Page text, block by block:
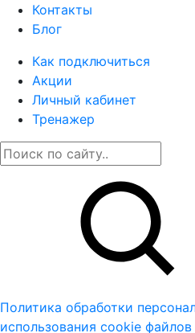
Контакты
Блог
Как подключиться
Акции
Личный кабинет
Тренажер
Политика обработки
использования cookie файлов